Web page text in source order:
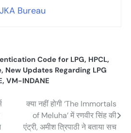
JKA Bureau
Code for LPG, HPCL,
, New Updates Regarding LPG
, VM-INDANE
क्या नहीं होगी ‘The Immortals
of Meluha’ में रणवीर सिंह की
एंट्री, अमीश त्रिपाठी ने बताया सच